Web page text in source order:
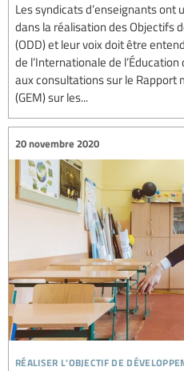
Les syndicats d’enseignants
dans la réalisation des Objectifs
(ODD) et leur voix doit être
de l’Internationale de
aux consultations sur le Rapport
(GEM) sur les...
réaliser l’objectif de
20 novembre 2020